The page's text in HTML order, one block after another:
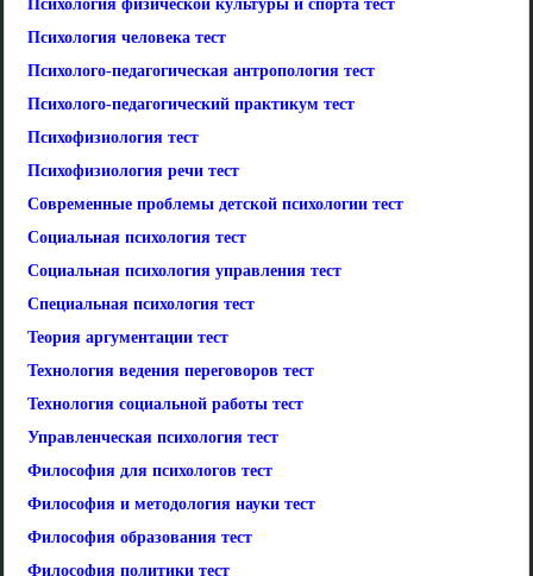
Психология физической культуры и спорта тест
Психология человека тест
Психолого-педагогическая антропология тест
Психолого-педагогический практикум тест
Психофизиология тест
Психофизиология речи тест
Современные проблемы детской психологии тест
Социальная психология тест
Социальная психология управления тест
Специальная психология тест
Теория аргументации тест
Технология ведения переговоров тест
Технология социальной работы тест
Управленческая психология тест
Философия для психологов тест
Философия и методология науки тест
Философия образования тест
Философия политики тест